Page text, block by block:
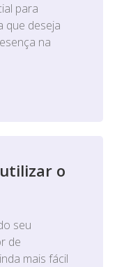
para
que deseja
na
o
seu
de
mais fácil